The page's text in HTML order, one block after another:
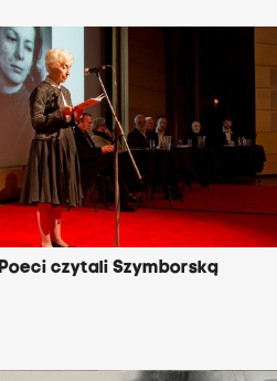
Poeci czytali Szymborską